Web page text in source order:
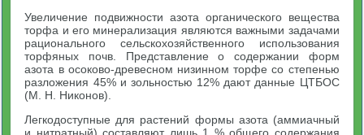
Увеличение подвижности азота органического вещества
торфа и его минерализация являются важными задачами
рационального сельскохозяйственного использования
торфяных почв. Представление о содержании форм
азота в осоково-древесном низинном торфе со степенью
разложения 45% и зольностью 12% дают данные ЦТБОС
(М. Н. Никонов).
Легкодоступные для растений формы азота (аммиачный